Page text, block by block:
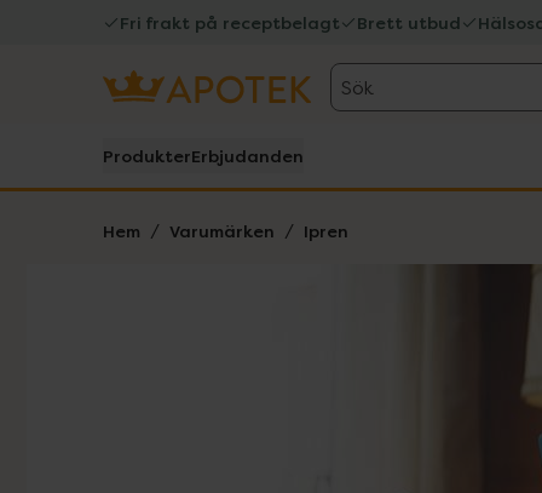
Fri frakt på receptbelagt Brett utbud
Sök
ProdukterErbjudanden
Hem Varumärken Ipren